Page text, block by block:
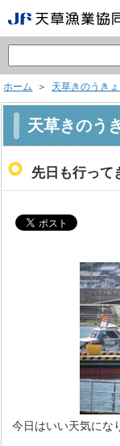
ホーム ＞ 天草きのうき
天草きのう
先日も行って
今日はいい天気にな